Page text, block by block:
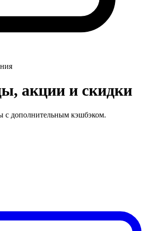
акции и скидки
с дополнительным кэшбэком.